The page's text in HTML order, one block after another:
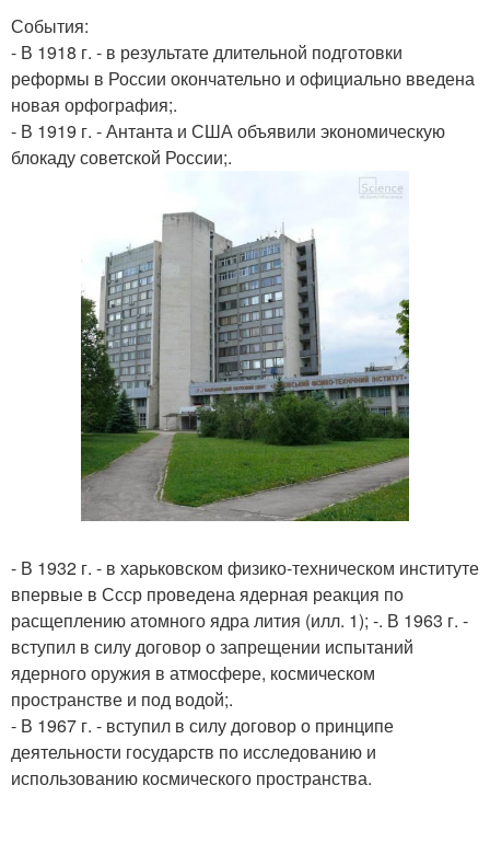
События:
- В 1918 г. - в результате длительной подготовки
реформы в России окончательно и официально введена
новая орфография;.
- В 1919 г. - Антанта и США объявили экономическую
блокаду советской России;.
- В 1932 г. - в харьковском физико-техническом институте
впервые в Ссср проведена ядерная реакция по
расщеплению атомного ядра лития (илл. 1); -. В 1963 г. -
вступил в силу договор о запрещении испытаний
ядерного оружия в атмосфере, космическом
пространстве и под водой;.
- В 1967 г. - вступил в силу договор о принципе
деятельности государств по исследованию и
использованию космического пространства.